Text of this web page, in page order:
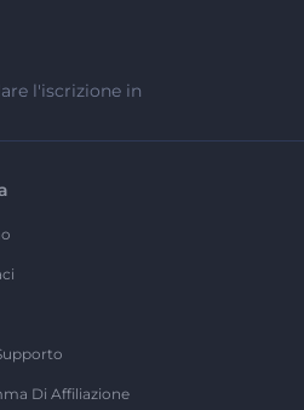
l'iscrizione in
Di Affiliazione